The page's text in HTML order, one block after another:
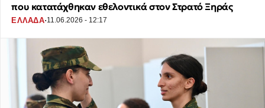
που κατατάχθηκαν εθελοντικά στον Στρατό Ξηράς
ΕΛΛΑΔΑ·11.06.2026 - 12:17